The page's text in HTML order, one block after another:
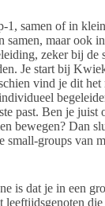
samen of in
samen, maar ook
zeker bij de
Je start bij
vind je dit het
past. Ben je juist
bewegen? Dan
small-groups van
is dat je in een
leeftijdsgenoten